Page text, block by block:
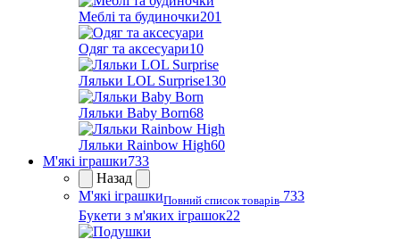
Меблі та будиночки201
Одяг та аксесуари10
Ляльки LOL Surprise130
Ляльки Baby Born68
Ляльки Rainbow High60
М'які іграшки733
Назад
М'які іграшкиПовний список товарів 733
Букети з м'яких іграшок22